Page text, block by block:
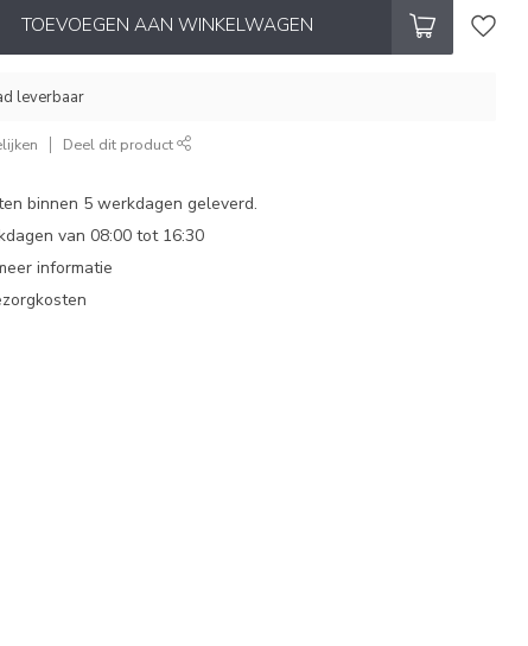
TOEVOEGEN AAN WINKELWAGEN
leverbaar
Deel dit product
binnen 5 werkdagen geleverd.
van 08:00 tot 16:30
informatie